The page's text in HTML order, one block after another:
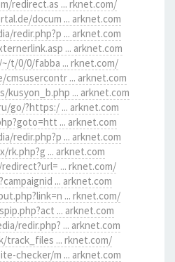
redirect.as ... rknet.com/
docum ... arknet.com
redir.php?p ... arknet.com
... arknet.com
t/0/0/fabba ... rknet.com/
... arknet.com
... arknet.com
go/?https:/ ... arknet.com
... arknet.com
redir.php?p ... arknet.com
... arknet.com
... rknet.com/
... arknet.com
... rknet.com/
... arknet.com
redir.php? ... arknet.com
... rknet.com/
checker/m ... arknet.com